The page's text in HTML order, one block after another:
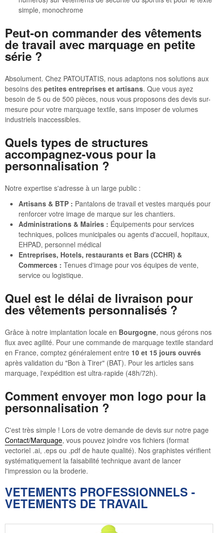
simple, monochrome
Peut-on commander des vêtements
de travail avec marquage en petite
série ?
Absolument. Chez PATOUTATIS, nous adaptons nos solutions aux
besoins des petites entreprises et artisans. Que vous ayez
besoin de 5 ou de 500 pièces, nous vous proposons des devis sur-
mesure pour votre marquage textile, sans imposer de volumes
industriels inaccessibles.
Quels types de structures
accompagnez-vous pour la
personnalisation ?
Notre expertise s'adresse à un large public :
Artisans & BTP : Pantalons de travail et vestes marqués pour
renforcer votre image de marque sur les chantiers.
Administrations & Mairies : Équipements pour services
techniques, polices municipales ou agents d'accueil, hopitaux,
EHPAD, personnel médical
Entreprises, Hotels, restaurants et Bars (CCHR) &
Commerces : Tenues d'image pour vos équipes de vente,
service ou logistique.
Quel est le délai de livraison pour
des vêtements personnalisés ?
Grâce à notre implantation locale en Bourgogne, nous gérons nos
flux avec agilité. Pour une commande de marquage textile standard
en France, comptez généralement entre 10 et 15 jours ouvrés
après validation du "Bon à Tirer" (BAT). Pour les articles sans
marquage, l'expédition est ultra-rapide (48h/72h).
Comment envoyer mon logo pour la
personnalisation ?
C'est très simple ! Lors de votre demande de devis sur notre page
Contact/Marquage, vous pouvez joindre vos fichiers (format
vectoriel .ai, .eps ou .pdf de haute qualité). Nos graphistes vérifient
systématiquement la faisabilité technique avant de lancer
l'impression ou la broderie.
VETEMENTS PROFESSIONNELS -
VETEMENTS DE TRAVAIL